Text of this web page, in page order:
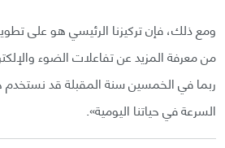
ومع ذلك، فإن تركيزنا الرئيسي هو على
من معرفة المزيد عن تفاعلات الضوء
ربما في الخمسين سنة المقبلة قد نستخدم
السرعة في حياتنا اليومية».